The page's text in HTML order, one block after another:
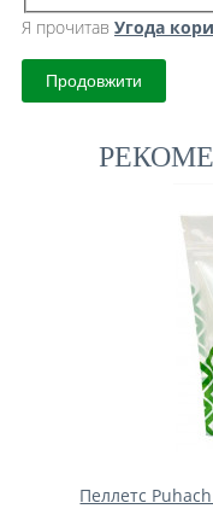
Я прочитав Угода
Продовжити
Пеллетс